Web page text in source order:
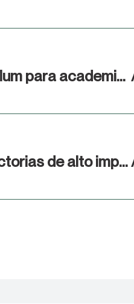
Webinar: No es el mismo CV, Cómo preparar tu curriculum para academia e industria
Webinar: Biotecnología más allá del laboratorio. Trayectorias de alto impacto en la bioeconomía